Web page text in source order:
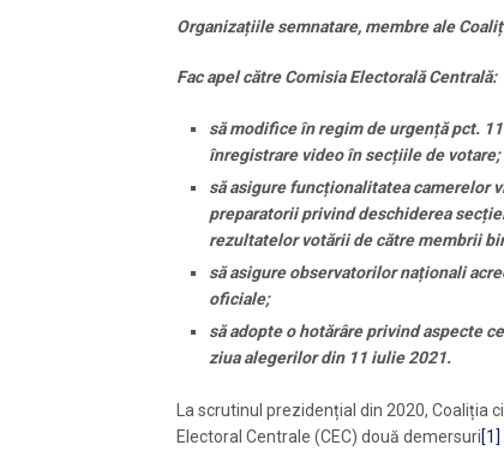
Organizațiile semnatare, membre ale
Fac apel către Comisia Electorală Centrală:
să modifice în regim de urgență pct.
înregistrare video în secțiile de votare;
să asigure funcționalitatea camerelor
preparatorii privind deschiderea
rezultatelor votării de către membrii
să asigure observatorilor naționali
oficiale;
să adopte o hotărâre privind aspecte
ziua alegerilor din 11 iulie 2021.
La scrutinul prezidențial din 2020, Coaliția
Electoral Centrale (CEC) două demersuri[1]